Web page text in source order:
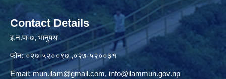
Contact Details
इ.न.पा-७, भानुपथ
फोन: ०२७-५२००९७ ,०२७-५२००३१
Email:mun.ilam@gmail.com, info@ilammun.gov.np